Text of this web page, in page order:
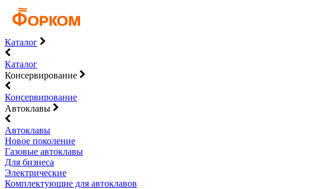
Каталог
Каталог
Консервирование
Консервирование
Автоклавы
Автоклавы
Новое поколение
Газовые автоклавы
Для бизнеса
Электрические
Комплектующие для автоклавов